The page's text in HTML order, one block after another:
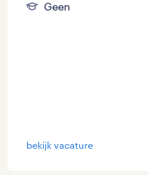
Geen
bekijk vacature